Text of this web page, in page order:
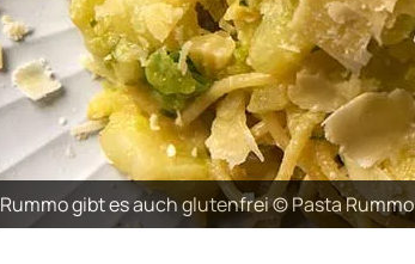
Rummo gibt es auch glutenfrei © Pasta Rummo